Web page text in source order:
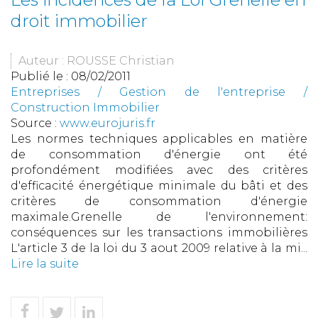
droit immobilier
Auteur : ROUSSE Christian
Publié le : 08/02/2011
Entreprises / Gestion de l'entreprise /
Construction Immobilier
Source : www.eurojuris.fr
Les normes techniques applicables en matière
de consommation d'énergie ont été
profondément modifiées avec des critères
d'efficacité énergétique minimale du bâti et des
critères de consommation d'énergie
maximale.Grenelle de l'environnement:
conséquences sur les transactions immobilières
L'article 3 de la loi du 3 aout 2009 relative à la mi...
Lire la suite